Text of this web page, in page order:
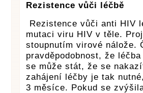
Rezistence vůči léčbě
Rezistence vůči anti HIV
mutaci viru HIV v těle.
stoupnutím virové
pravděpodobnost, že
se může stát, že se
zahájení léčby je tak
3 měsíce. Pokud se